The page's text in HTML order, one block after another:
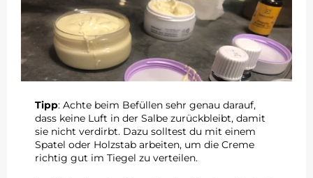
Tipp: Achte beim Befüllen sehr genau darauf,
dass keine Luft in der Salbe zurückbleibt, damit
sie nicht verdirbt. Dazu solltest du mit einem
Spatel oder Holzstab arbeiten, um die Creme
richtig gut im Tiegel zu verteilen.